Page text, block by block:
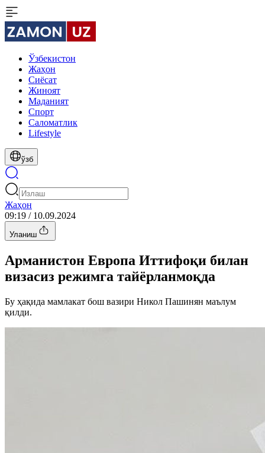
Ўзбекистон
Жаҳон
Сиёсат
Жиноят
Маданият
Спорт
Cаломатлик
Lifestyle
ўзб
Жаҳон
09:19 / 10.09.2024
Уланиш
Арманистон Европа Иттифоқи билан
визасиз режимга тайёрланмоқда
Бу ҳақида мамлакат бош вазири Никол Пашинян маълум
қилди.